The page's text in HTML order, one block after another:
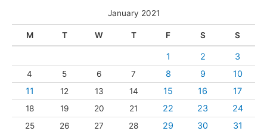
January 2021
M T W T F S S
1 2 3
4 5 6 7 8 9
10
11
12 13 14 15 16 17
18 19 20 21 22 23 24
25 26 27 28 29 30
31